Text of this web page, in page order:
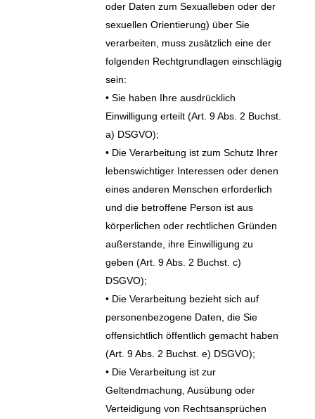
oder Daten zum Sexualleben oder der
sexuellen Orientierung) über Sie
verarbeiten, muss zusätzlich eine der
folgenden Rechtgrundlagen einschlägig
sein:
• Sie haben Ihre ausdrücklich
Einwilligung erteilt (Art. 9 Abs. 2 Buchst.
a) DSGVO);
• Die Verarbeitung ist zum Schutz Ihrer
lebenswichtiger Interessen oder denen
eines anderen Menschen erforderlich
und die betroffene Person ist aus
körperlichen oder rechtlichen Gründen
außerstande, ihre Einwilligung zu
geben (Art. 9 Abs. 2 Buchst. c)
DSGVO);
• Die Verarbeitung bezieht sich auf
personenbezogene Daten, die Sie
offensichtlich öffentlich gemacht haben
(Art. 9 Abs. 2 Buchst. e) DSGVO);
• Die Verarbeitung ist zur
Geltendmachung, Ausübung oder
Verteidigung von Rechtsansprüchen